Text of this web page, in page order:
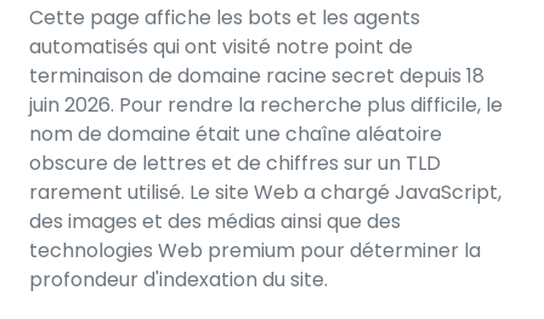
Cette page affiche les bots et les agents
automatisés qui ont visité notre point de
terminaison de domaine racine secret depuis 18
juin 2026. Pour rendre la recherche plus difficile, le
nom de domaine était une chaîne aléatoire
obscure de lettres et de chiffres sur un TLD
rarement utilisé. Le site Web a chargé JavaScript,
des images et des médias ainsi que des
technologies Web premium pour déterminer la
profondeur d'indexation du site.